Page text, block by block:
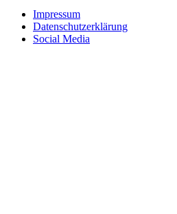
Impressum
Datenschutzerklärung
Social Media